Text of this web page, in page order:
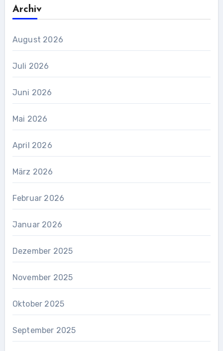
Archiv
August 2026
Juli 2026
Juni 2026
Mai 2026
April 2026
März 2026
Februar 2026
Januar 2026
Dezember 2025
November 2025
Oktober 2025
September 2025